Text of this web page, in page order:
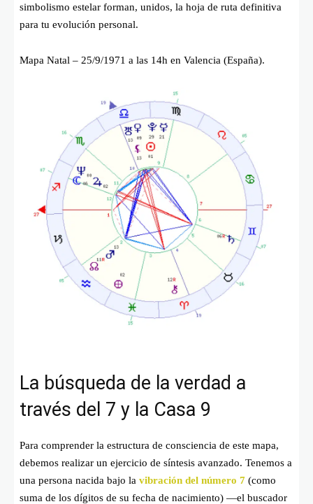
simbolismo estelar forman, unidos, la hoja de ruta definitiva
para tu evolución personal.
Mapa Natal – 25/9/1971 a las 14h en Valencia (España).
La búsqueda de la verdad a
través del 7 y la Casa 9
Para comprender la estructura de consciencia de este mapa,
debemos realizar un ejercicio de síntesis avanzado. Tenemos a
una persona nacida bajo la vibración del número 7 (como
suma de los dígitos de su fecha de nacimiento) —el buscador